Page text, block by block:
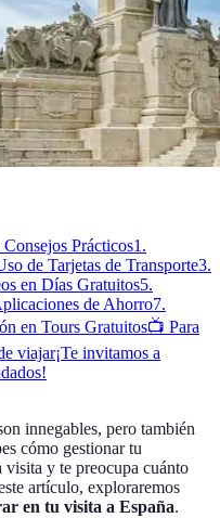
Prácticos1.
de Tarjetas de Transporte3.
en Días Gratuitos5.
de Ahorro7.
en Tours Gratuitos📺 Para
viajar¡Te invitamos a
innegables, pero también
cómo gestionar tu
visita y te preocupa cuánto
artículo, exploraremos
en tu visita a España.